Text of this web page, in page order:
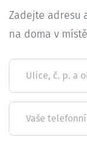
Zadejte adresu
na doma v
Ulice, č. p. a
Vaše